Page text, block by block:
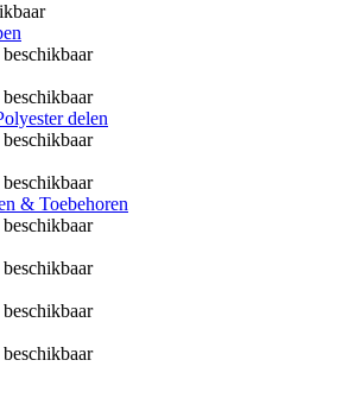
delen
& Toebehoren